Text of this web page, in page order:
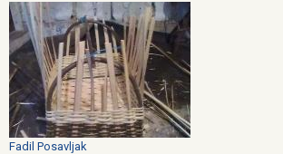
Fadil Posavljak